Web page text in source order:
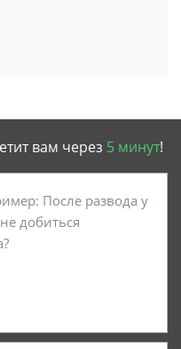
вам через 5 минут!